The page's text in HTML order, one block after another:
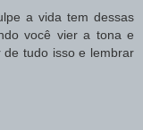
a vida tem dessas
você vier a tona e
tudo isso e lembrar